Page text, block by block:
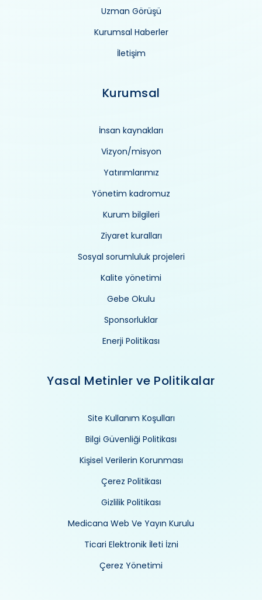
Uzman Görüşü
Kurumsal Haberler
İletişim
Kurumsal
İnsan kaynakları
Vizyon/misyon
Yatırımlarımız
Yönetim kadromuz
Kurum bilgileri
Ziyaret kuralları
Sosyal sorumluluk projeleri
Kalite yönetimi
Gebe Okulu
Sponsorluklar
Enerji Politikası
Yasal Metinler ve Politikalar
Site Kullanım Koşulları
Bilgi Güvenliği Politikası
Kişisel Verilerin Korunması
Çerez Politikası
Gizlilik Politikası
Medicana Web Ve Yayın Kurulu
Ticari Elektronik İleti İzni
Çerez Yönetimi